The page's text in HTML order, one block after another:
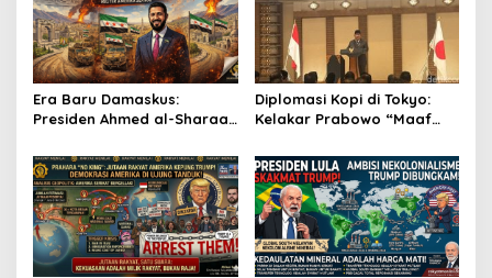
Era Baru Damaskus:
Presiden Ahmed al-Sharaa
Suriah Pasca-Penarikan
Militer Amerika Serikat
Diplomasi Kopi di Tokyo:
Kelakar Prabowo “Maaf
Lebih Enak!” Guncang
Forum Bisnis Jepang